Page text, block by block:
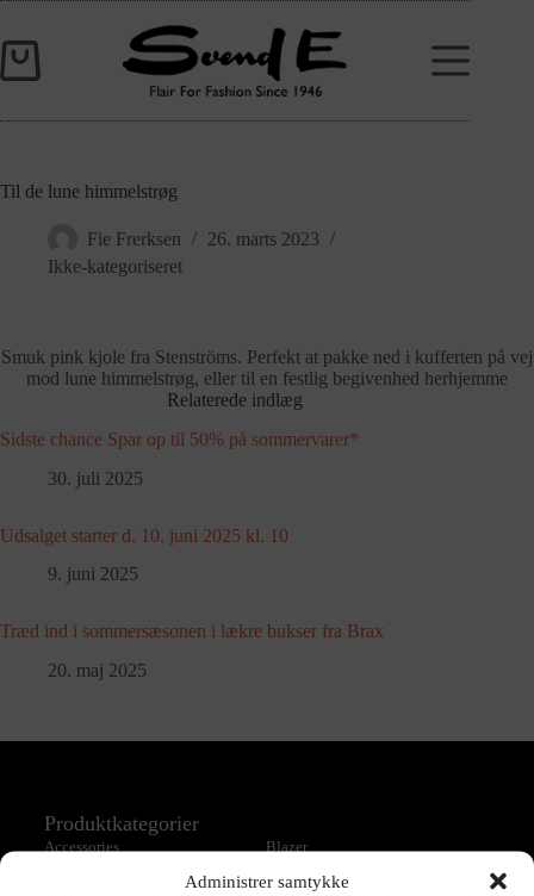
Administrer samtykke
Til de lune himmelstrøg
Fie Frerksen
26. marts 2023
Ikke-kategoriseret
Smuk pink kjole fra Stenströms. Perfekt at pakke ned i kufferten på vej
mod lune himmelstrøg, eller til en festlig begivenhed herhjemme
Relaterede indlæg
Sidste chance Spar op til 50% på sommervarer*
30. juli 2025
Udsalget starter d. 10. juni 2025 kl. 10
9. juni 2025
Træd ind i sommersæsonen i lækre bukser fra Brax
20. maj 2025
Produktkategorier
Accessories
Blazer
Bukser